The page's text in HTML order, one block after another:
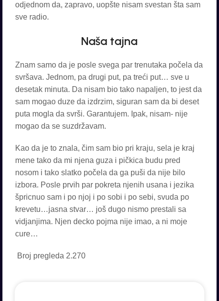
odjednom da, zapravo, uopšte nisam svestan šta sam
sve radio.
Naša tajna
Znam samo da je posle svega par trenutaka počela da
svršava. Jednom, pa drugi put, pa treći put… sve u
desetak minuta. Da nisam bio tako napaljen, to jest da
sam mogao duze da izdrzim, siguran sam da bi deset
puta mogla da svrši. Garantujem. Ipak, nisam- nije
mogao da se suzdržavam.
Kao da je to znala, čim sam bio pri kraju, sela je kraj
mene tako da mi njena guza i pičkica budu pred
nosom i tako slatko počela da ga puši da nije bilo
izbora. Posle prvih par pokreta njenih usana i jezika
špricnuo sam i po njoj i po sobi i po sebi, svuda po
krevetu…jasna stvar… još dugo nismo prestali sa
vidjanjima. Njen decko pojma nije imao, a ni moje
cure…
Broj pregleda 2.270